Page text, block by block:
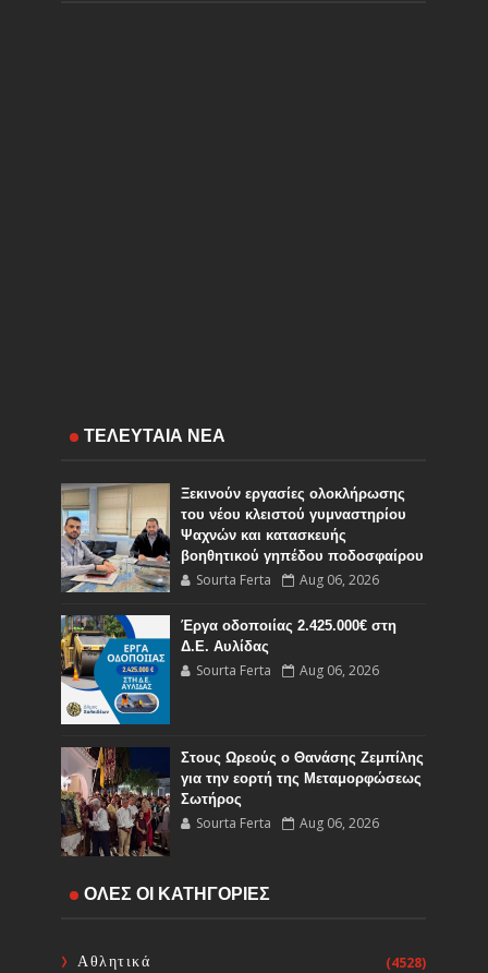
ΤΕΛΕΥΤΑΙΑ ΝΕΑ
Ξεκινούν εργασίες ολοκλήρωσης
του νέου κλειστού γυμναστηρίου
Ψαχνών και κατασκευής
βοηθητικού γηπέδου ποδοσφαίρου
Sourta Ferta Aug 06, 2026
Έργα οδοποιίας 2.425.000€ στη
Δ.Ε. Αυλίδας
Sourta Ferta Aug 06, 2026
Στους Ωρεούς ο Θανάσης Ζεμπίλης
για την εορτή της Μεταμορφώσεως
Σωτήρος
Sourta Ferta Aug 06, 2026
Έναρξη εργασιών του Υποέργου 1
ΟΛΕΣ ΟΙ ΚΑΤΗΓΟΡΙΕΣ
Αθλητικά (4528)